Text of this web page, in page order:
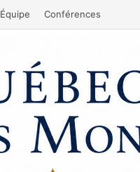
Équipe Conférences